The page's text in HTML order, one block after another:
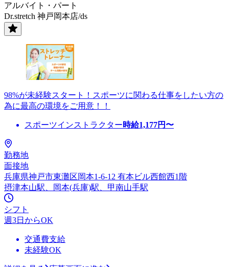
アルバイト・パート
Dr.stretch 神戸岡本店/ds
98%が未経験スタート！スポーツに関わる仕事をしたい方の
為に最高の環境をご用意！！
スポーツインストラクター時給1,177円〜
勤務地
面接地
兵庫県神戸市東灘区岡本1-6-12 有本ビル西館西1階
摂津本山駅、岡本(兵庫)駅、甲南山手駅
シフト
週3日からOK
交通費支給
未経験OK